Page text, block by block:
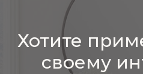
Хотите
своему